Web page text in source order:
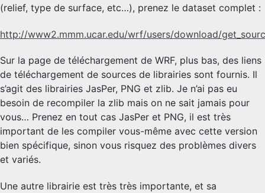
(relief, type de surface, etc…), prenez le dataset complet :
http://www2.mmm.ucar.edu/wrf/users/download/
Sur la page de téléchargement de WRF, plus bas, des liens
de téléchargement de sources de librairies sont fournis. Il
s’agit des librairies JasPer, PNG et zlib. Je n’ai pas eu
besoin de recompiler la zlib mais on ne sait jamais pour
vous… Prenez en tout cas JasPer et PNG, il est très
important de les compiler vous-même avec cette version
bien spécifique, sinon vous risquez des problèmes divers
et variés.
Une autre librairie est très très importante, et sa